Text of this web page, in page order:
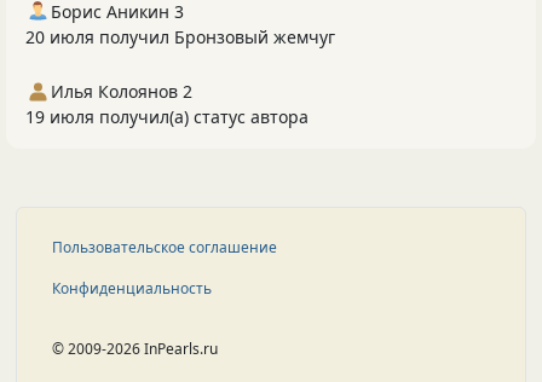
Борис Аникин 3
20 июля получил Бронзовый жемчуг
Илья Колоянов 2
19 июля получил(а) статус автора
Пользовательское соглашение
Конфиденциальность
© 2009-2026 InPearls.ru